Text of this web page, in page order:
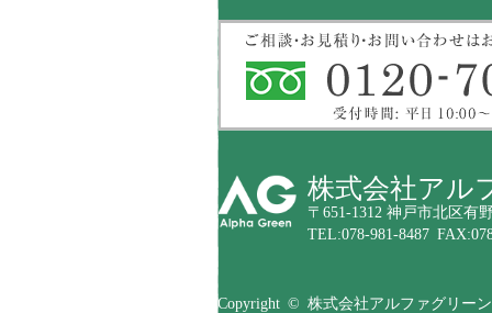
株式会社アル
〒651-1312 神戸市北区有
TEL:078-981-8487
Copyright © 株式会社アルファグリーン